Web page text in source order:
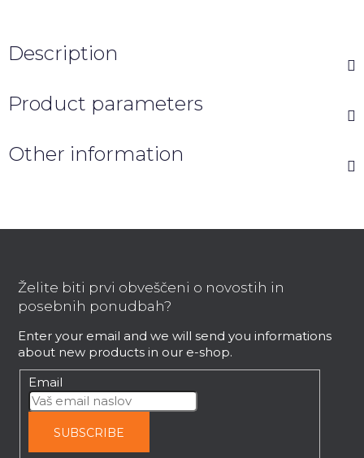
Description
Product parameters
Other information
Želite biti prvi obveščeni o novostih in
posebnih ponudbah?
Enter your email and we will send you informations
about new products in our e-shop.
Email
SUBSCRIBE